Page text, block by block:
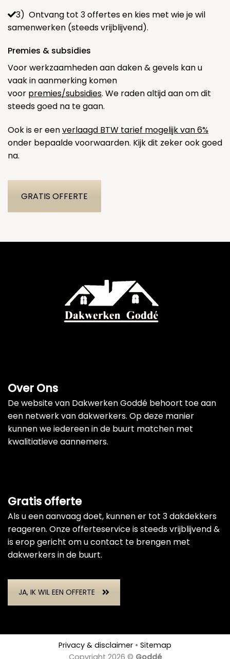
3) Ontvang tot 3 offertes en kies met wie je wil
samenwerken (steeds vrijblijvend).
Premies & subsidies
Voor werkzaamheden aan daken & gevels kan u
vaak in aanmerking komen
voor premies/subsidies. We raden altijd aan om dit
steeds goed na te gaan.
Ook is er eenverlaagd BTW tarief mogelijk van 6%
onder bepaalde voorwaarden. Kijk dit zeker ook goed
na.
GRATIS OFFERTE
Over Ons
De website van Dakwerken Goddé behoort toe aan
een netwerk van dakwerkers. Op deze manier
kunnen we iedereen in de buurt matchen met
kwalitiatieve aannemers.
Gratis offerte
Als u een aanvaag doet, kunnen er tot 3 dakdekkers
reageren. Onze offerteservice is steeds vrijblijvend &
is erop gericht om u contact te brengen met
dakwerkers in de buurt.
JA, IK WIL EEN OFFERTE
Privacy & disclaimer • Sitemap
Copyright 2026 © Goddé